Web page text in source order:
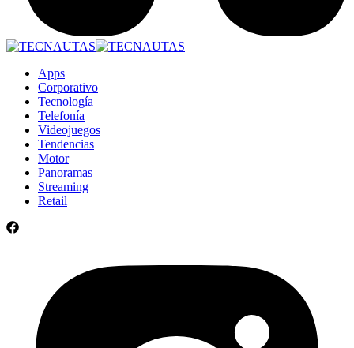
Apps
Corporativo
Tecnología
Telefonía
Videojuegos
Tendencias
Motor
Panoramas
Streaming
Retail